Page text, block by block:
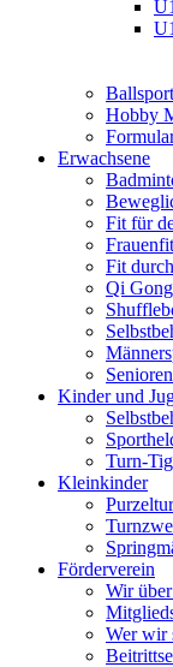
Hobby
Erwachsene
Fit für
Fit
Qi Gong
Kinder und
Turn-
Kleinkinder
Förderverein
Wir
Wer wir